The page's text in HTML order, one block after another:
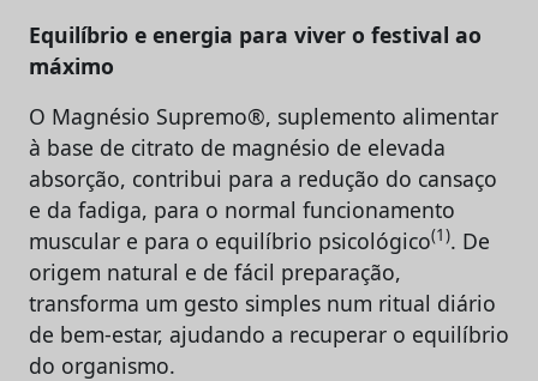
Equilíbrio e energia para viver o festival ao
máximo
O Magnésio Supremo®, suplemento alimentar
à base de citrato de magnésio de elevada
absorção, contribui para a redução do cansaço
e da fadiga, para o normal funcionamento
muscular e para o equilíbrio psicológico(1). De
origem natural e de fácil preparação,
transforma um gesto simples num ritual diário
de bem-estar, ajudando a recuperar o equilíbrio
do organismo.